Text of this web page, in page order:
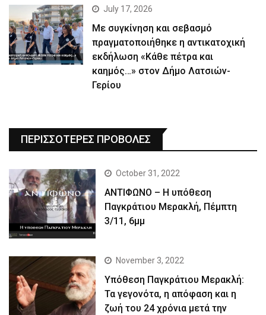
July 17, 2026
Με συγκίνηση και σεβασμό
πραγματοποιήθηκε η αντικατοχική
εκδήλωση «Κάθε πέτρα και
καημός…» στον Δήμο Λατσιών-
Γερίου
ΠΕΡΙΣΣΟΤΕΡΕΣ ΠΡΟΒΟΛΕΣ
October 31, 2022
ΑΝΤΙΦΩΝΟ – Η υπόθεση
Παγκράτιου Μερακλή, Πέμπτη
3/11, 6μμ
November 3, 2022
Yπόθεση Παγκράτιου Μερακλή:
Τα γεγονότα, η απόφαση και η
ζωή του 24 χρόνια μετά την